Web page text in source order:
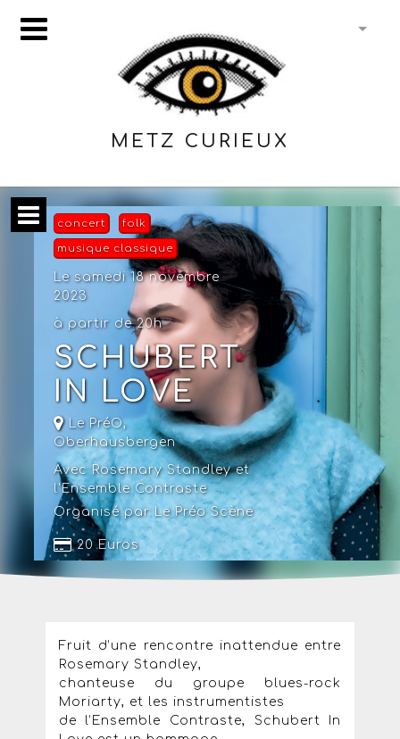
METZ CURIEUX
concert folk
musique classique
Le samedi 18 novembre
2023
à partir de 20h
SCHUBERT
IN LOVE
Le PréO,
Oberhausbergen
Avec Rosemary Standley et
l'Ensemble Contraste
Organisé par Le Préo Scène
20 Euros
Fruit d’une rencontre inattendue entre
Rosemary Standley,
chanteuse du groupe blues-rock
Moriarty, et les instrumentistes
de l’Ensemble Contraste, Schubert In